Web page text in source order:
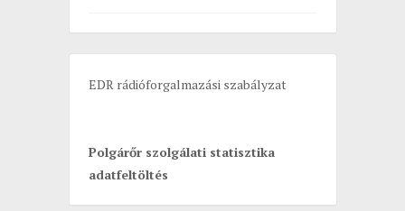
EDR rádióforgalmazási szabályzat
Polgárőr szolgálati statisztika
adatfeltöltés